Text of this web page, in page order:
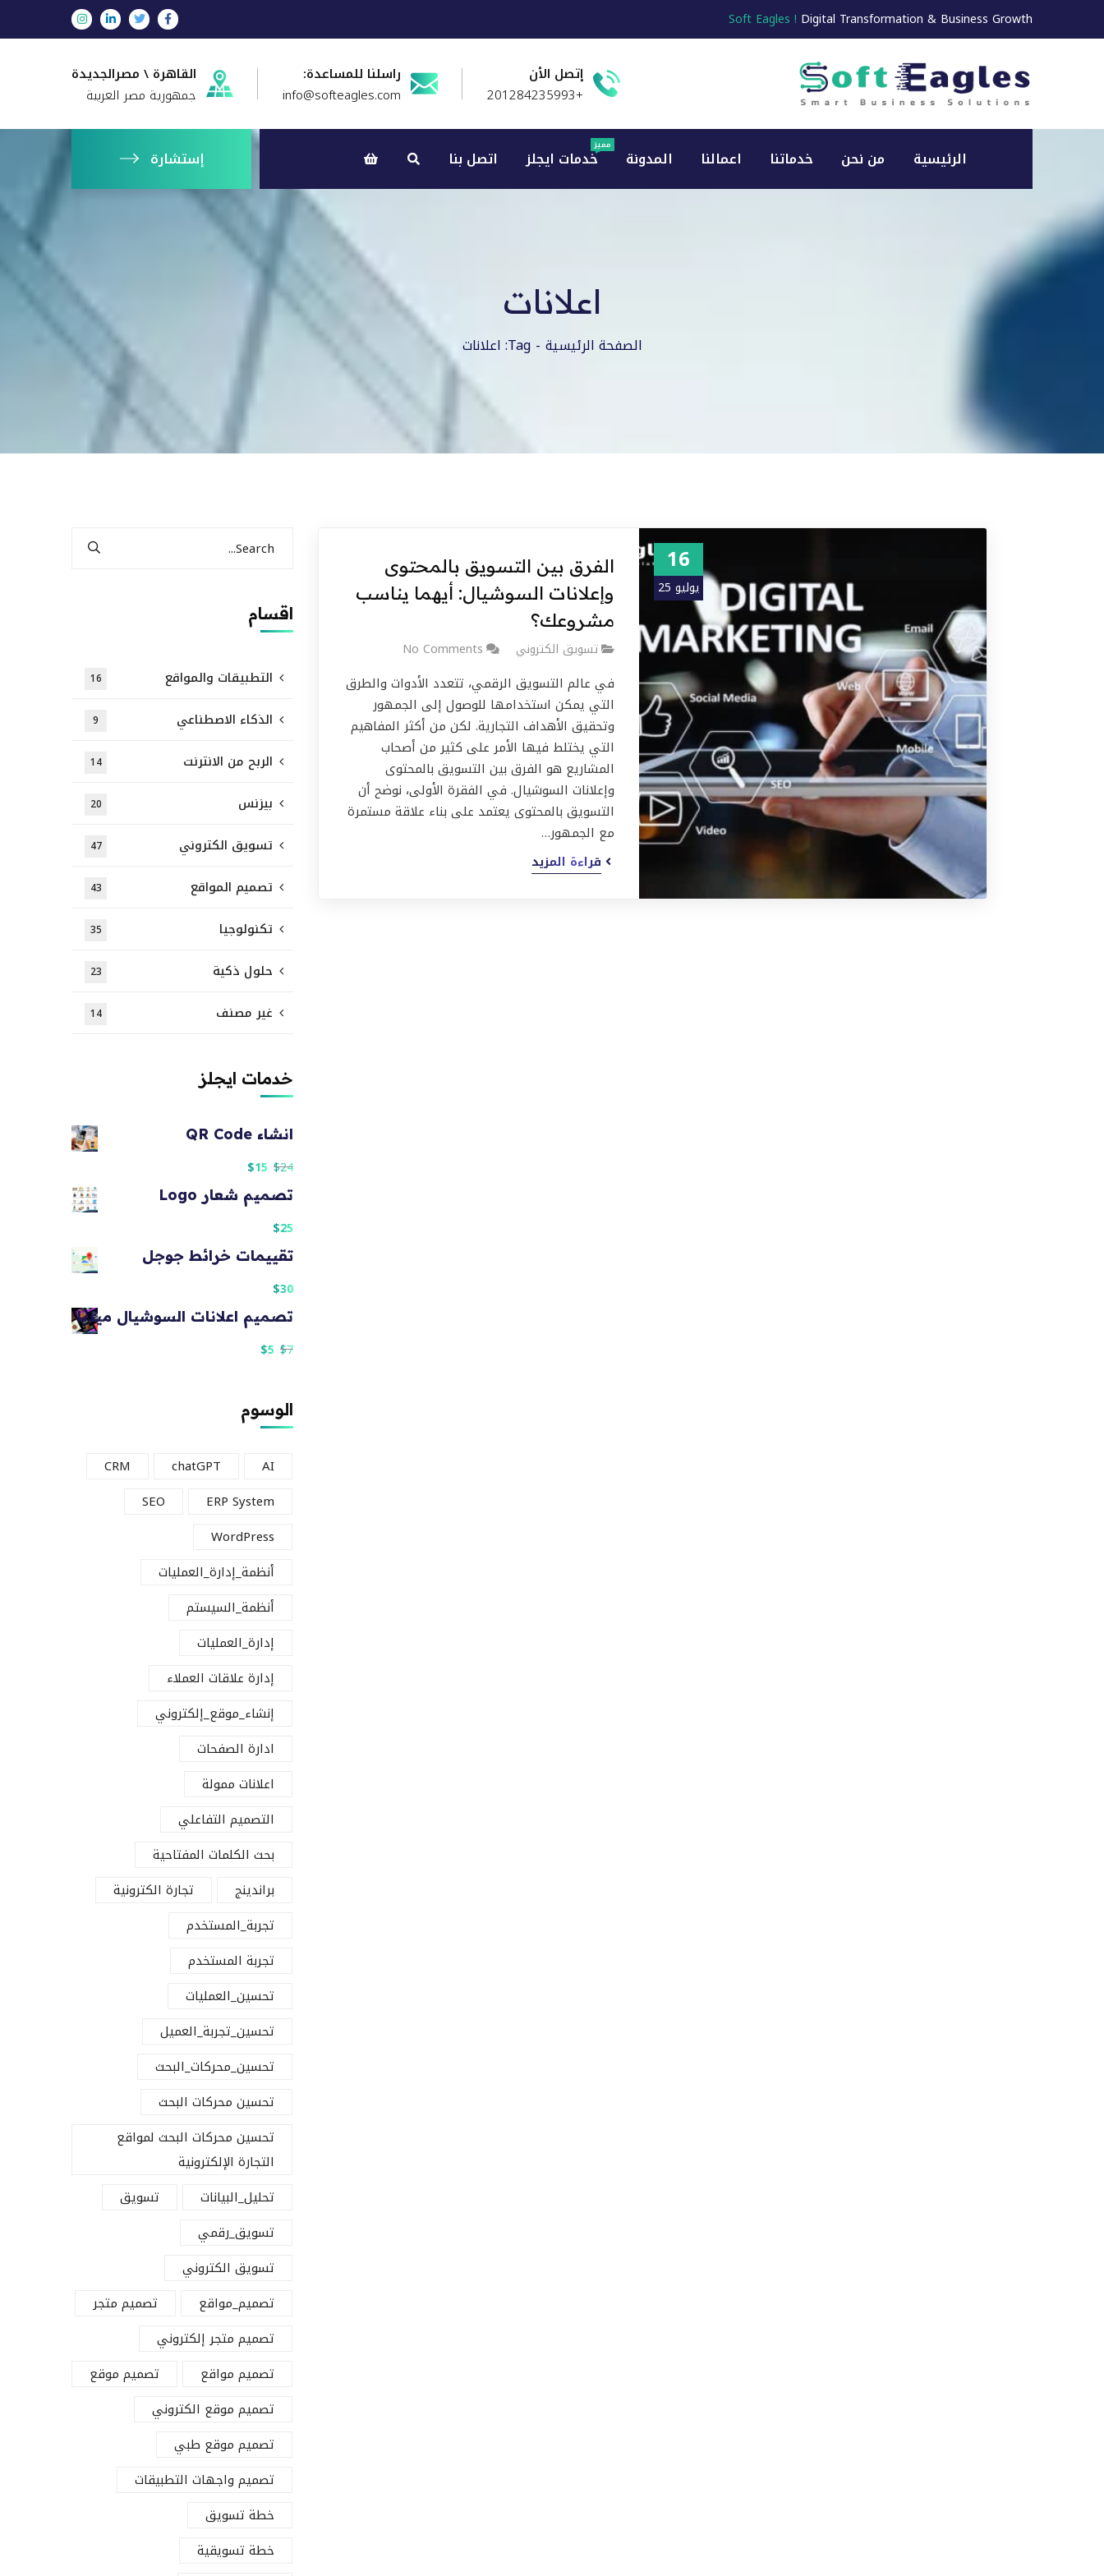
Soft Eagles ! Digital Transformation & Business Growth
إتصل الأن
+201284235993
راسلنا للمساعدة:
info@softeagles.com
القاهرة \ مصرالجديدة
جمهورية مصر العربية
الرئيسية من نحن خدماتنا اعمالنا المدونة خدمات ايجلز
مميز
اتصل بنا إستشارة
اعلانات
الصفحة الرئيسية Tag: اعلانات
16
يوليو 25
الفرق بين التسويق بالمحتوى
وإعلانات السوشيال: أيهما يناسب
مشروعك؟
تسويق الكتروني No Comments
في عالم التسويق الرقمي، تتعدد الأدوات والطرق
التي يمكن استخدامها للوصول إلى الجمهور
وتحقيق الأهداف التجارية. لكن من أكثر المفاهيم
التي يختلط فيها الأمر على كثير من أصحاب
المشاريع هو الفرق بين التسويق بالمحتوى
وإعلانات السوشيال. في الفقرة الأولى، نوضح أن
التسويق بالمحتوى يعتمد على بناء علاقة مستمرة
مع الجمهور…
قراءة المزيد
اقسام
التطبيقات والمواقع 16
الذكاء الاصطناعي 9
الربح من الانترنت 14
بيزنس 20
تسويق الكتروني 47
تصميم المواقع 43
تكنولوجيا 35
حلول ذكية 23
غير مصنف 14
خدمات ايجلز
انشاء QR Code
$24
$15
تصميم شعار Logo
$25
تقييمات خرائط جوجل
$30
تصميم اعلانات السوشيال ميديا
$7
$5
الوسوم
AI
chatGPT
CRM
ERP System
SEO
WordPress
أنظمة_إدارة_العمليات
أنظمة_السيستم
إدارة_العمليات
إدارة علاقات العملاء
إنشاء_موقع_إلكتروني
ادارة الصفحات
اعلانات ممولة
التصميم التفاعلي
بحث الكلمات المفتاحية
براندينج
تجارة الكترونية
تجربة_المستخدم
تجربة المستخدم
تحسين_العمليات
تحسين_تجربة_العميل
تحسين_محركات_البحث
تحسين محركات البحث
تحسين محركات البحث لمواقع
التجارة الإلكترونية
تحليل_البيانات
تسويق
تسويق_رقمي
تسويق الكتروني
تصميم_مواقع
تصميم متجر
تصميم متجر إلكتروني
تصميم مواقع
تصميم موقع
تصميم موقع الكتروني
تصميم موقع طبي
تصميم واجهات التطبيقات
خطة تسويق
خطة تسويقية
تابعنا على